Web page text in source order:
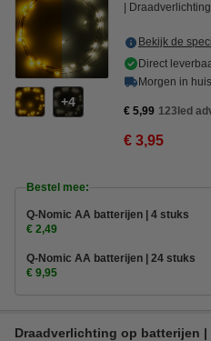
4
Draadverlichting
Bekijk de
Direct
Morgen in huis
€ 5,99 123led
€ 3,95
Bestel mee:
Q-Nomic AA batterijen | 4 stuks
€ 2,49
Q-Nomic AA batterijen | 24 stuks
€ 9,95
Draadverlichting op batterijen |